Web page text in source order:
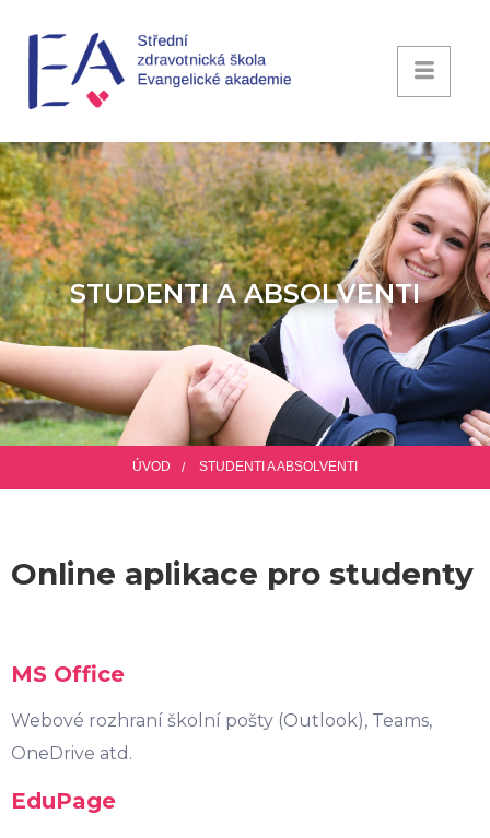
STUDENTI A ABSOLVENTI
ÚVOD STUDENTI A ABSOLVENTI
Online aplikace pro studenty
MS Office
Webové rozhraní školní pošty (Outlook), Teams,
OneDrive atd.
EduPage